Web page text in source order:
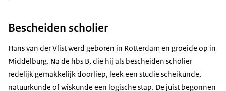
Bescheiden scholier
Hans van der Vlist werd geboren in Rotterdam en groeide op in
Middelburg. Na de hbs B, die hij als bescheiden scholier
redelijk gemakkelijk doorliep, leek een studie scheikunde,
natuurkunde of wiskunde een logische stap. De juist begonnen